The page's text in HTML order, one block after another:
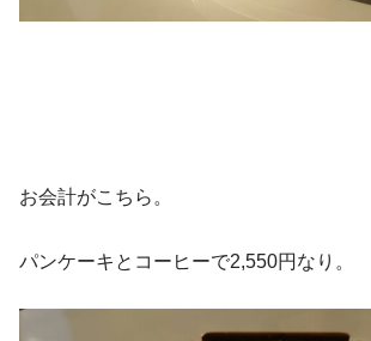
お会計がこちら。
パンケーキとコーヒーで2,550円なり。